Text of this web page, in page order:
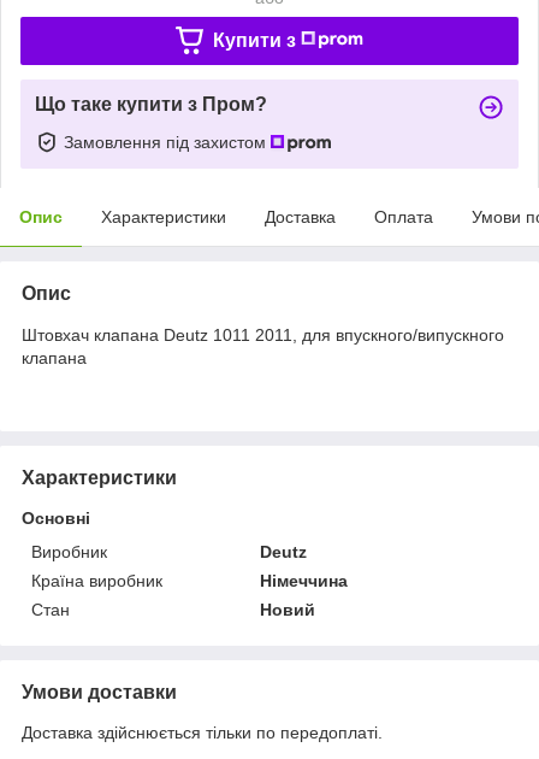
Купити з
Що таке купити з Пром?
Замовлення під захистом
Опис Характеристики Доставка Оплата Умови
Опис
Штовхач клапана Deutz 1011 2011, для впускного/випускного
клапана
Характеристики
Основні
Виробник
Deutz
Країна виробник
Німеччина
Стан
Новий
Умови доставки
Доставка здійснюється тільки по передоплаті.